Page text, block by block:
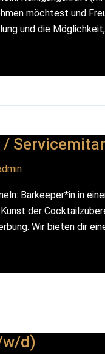
möchtest und
und die
/
Barkeeper*in in
der
Wir bieten dir
d)